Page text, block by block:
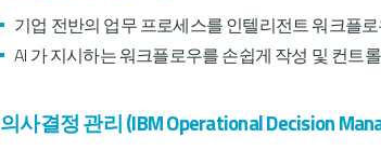
기업 전반의 업무 프로세스를 인텔리전트 워크플
AI 가 지시하는 워크플로우를 손쉽게 작성 및 컨트롤
의사결정 관리 (IBM Operational Decision